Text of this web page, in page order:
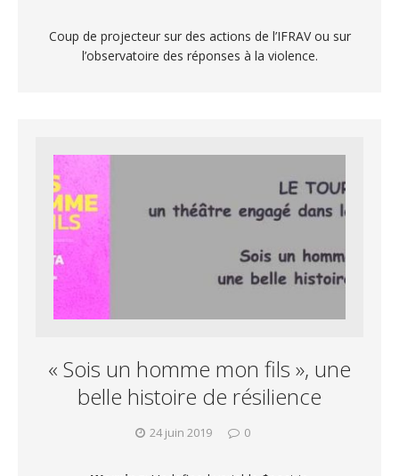
Coup de projecteur sur des actions de l’IFRAV ou sur
l’observatoire des réponses à la violence.
« Sois un homme mon fils », une
belle histoire de résilience
24 juin 2019 0